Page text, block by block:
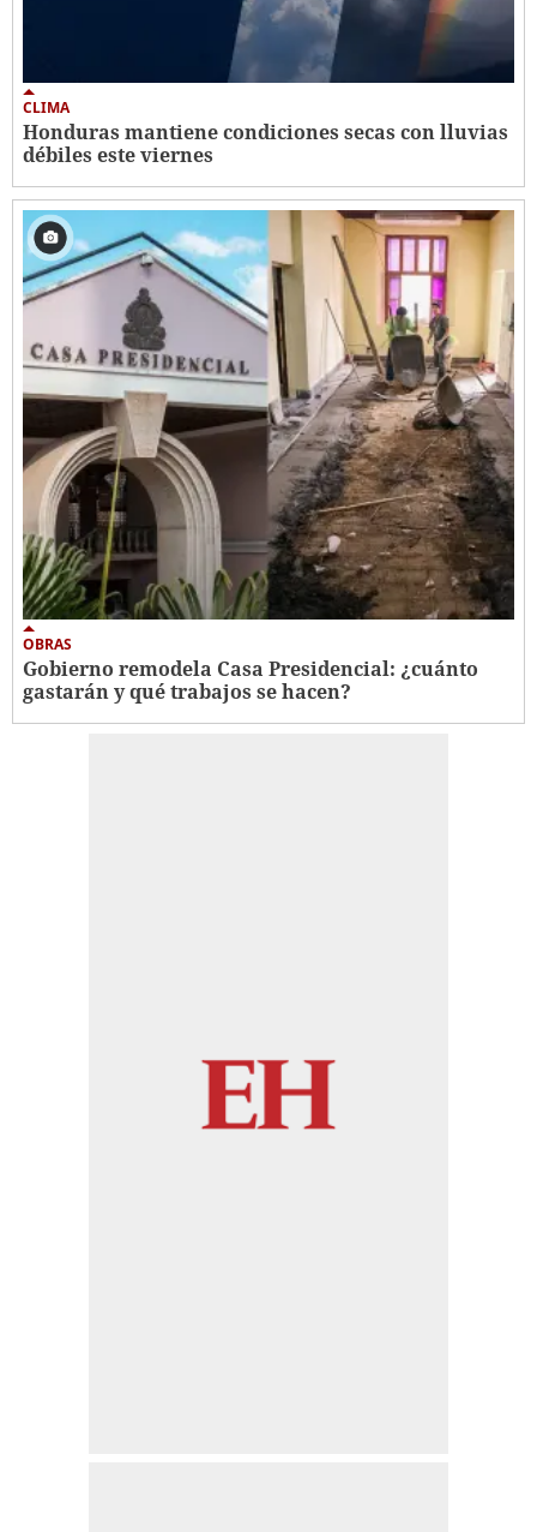
CLIMA
Honduras mantiene condiciones secas con lluvias
débiles este viernes
OBRAS
Gobierno remodela Casa Presidencial: ¿cuánto
gastarán y qué trabajos se hacen?